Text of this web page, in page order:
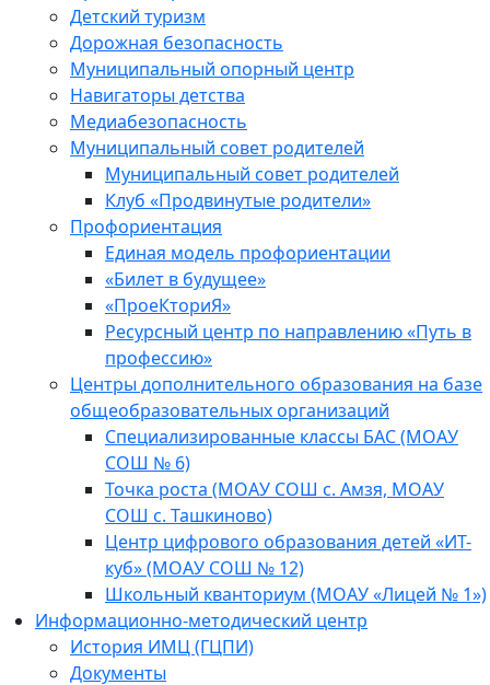
Детский туризм
Дорожная безопасность
Муниципальный опорный центр
Навигаторы детства
Медиабезопасность
Мyниципальный совет родителей
Муниципальный совет родителей
Клуб «Продвинутые родители»
Профориентация
Единая модель профориентации
«Билет в будущее»
«ПроеКториЯ»
Ресурсный центр по направлению «Путь в
профессию»
Центры дополнительного образования на базе
общеобразовательных организаций
Специализированные классы БАС (МОАУ
СОШ № 6)
Точка роста (МОАУ СОШ с. Амзя, МОАУ
СОШ с. Ташкиново)
Центр цифрового образования детей «ИТ-
куб» (МОАУ СОШ № 12)
Школьный кванториум (МОАУ «Лицей № 1»)
Информационно-методический центр
История ИМЦ (ГЦПИ)
Документы